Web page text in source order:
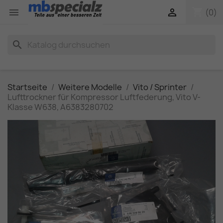
 (0)

search
Startseite Weitere Modelle
Vito / Sprinter
Lufttrockner für Kompressor Luftfederung, Vito V-
Klasse W638, A6383280702